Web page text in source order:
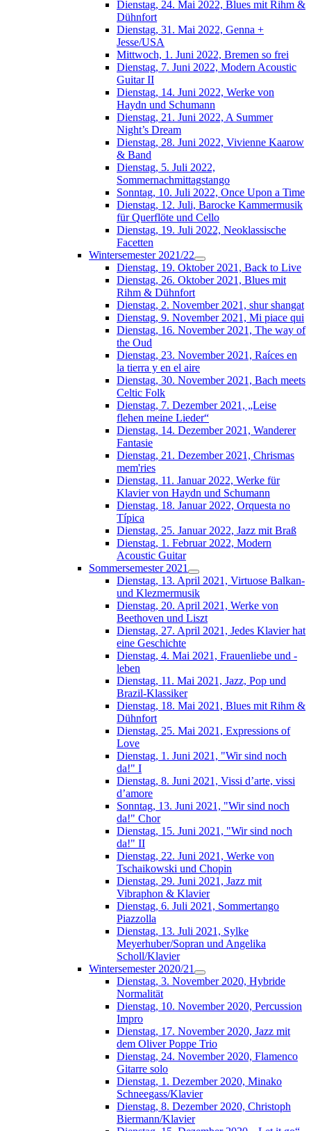
Dienstag, 24. Mai 2022, Blues mit Rihm &
Dühnfort
Dienstag, 31. Mai 2022, Genna +
Jesse/USA
Mittwoch, 1. Juni 2022, Bremen so frei
Dienstag, 7. Juni 2022, Modern Acoustic
Guitar II
Dienstag, 14. Juni 2022, Werke von
Haydn und Schumann
Dienstag, 21. Juni 2022, A Summer
Night’s Dream
Dienstag, 28. Juni 2022, Vivienne Kaarow
& Band
Dienstag, 5. Juli 2022,
Sommernachmittagstango
Sonntag, 10. Juli 2022, Once Upon a Time
Dienstag, 12. Juli, Barocke Kammermusik
für Querflöte und Cello
Dienstag, 19. Juli 2022, Neoklassische
Facetten
Wintersemester 2021/22
Dienstag, 19. Oktober 2021, Back to Live
Dienstag, 26. Oktober 2021, Blues mit
Rihm & Dühnfort
Dienstag, 2. November 2021, shur shangat
Dienstag, 9. November 2021, Mi piace qui
Dienstag, 16. November 2021, The way of
the Oud
Dienstag, 23. November 2021, Raíces en
la tierra y en el aire
Dienstag, 30. November 2021, Bach meets
Celtic Folk
Dienstag, 7. Dezember 2021, „Leise
flehen meine Lieder“
Dienstag, 14. Dezember 2021, Wanderer
Fantasie
Dienstag, 21. Dezember 2021, Chrismas
mem'ries
Dienstag, 11. Januar 2022, Werke für
Klavier von Haydn und Schumann
Dienstag, 18. Januar 2022, Orquesta no
Típica
Dienstag, 25. Januar 2022, Jazz mit Braß
Dienstag, 1. Februar 2022, Modern
Acoustic Guitar
Sommersemester 2021
Dienstag, 13. April 2021, Virtuose Balkan-
und Klezmermusik
Dienstag, 20. April 2021, Werke von
Beethoven und Liszt
Dienstag, 27. April 2021, Jedes Klavier hat
eine Geschichte
Dienstag, 4. Mai 2021, Frauenliebe und -
leben
Dienstag, 11. Mai 2021, Jazz, Pop und
Brazil-Klassiker
Dienstag, 18. Mai 2021, Blues mit Rihm &
Dühnfort
Dienstag, 25. Mai 2021, Expressions of
Love
Dienstag, 1. Juni 2021, "Wir sind noch
da!" I
Dienstag, 8. Juni 2021, Vissi d’arte, vissi
d’amore
Sonntag, 13. Juni 2021, "Wir sind noch
da!" Chor
Dienstag, 15. Juni 2021, "Wir sind noch
da!" II
Dienstag, 22. Juni 2021, Werke von
Tschaikowski und Chopin
Dienstag, 29. Juni 2021, Jazz mit
Vibraphon & Klavier
Dienstag, 6. Juli 2021, Sommertango
Piazzolla
Dienstag, 13. Juli 2021, Sylke
Meyerhuber/Sopran und Angelika
Scholl/Klavier
Wintersemester 2020/21
Dienstag, 3. November 2020, Hybride
Normalität
Dienstag, 10. November 2020, Percussion
Impro
Dienstag, 17. November 2020, Jazz mit
dem Oliver Poppe Trio
Dienstag, 24. November 2020, Flamenco
Gitarre solo
Dienstag, 1. Dezember 2020, Minako
Schneegass/Klavier
Dienstag, 8. Dezember 2020, Christoph
Biermann/Klavier